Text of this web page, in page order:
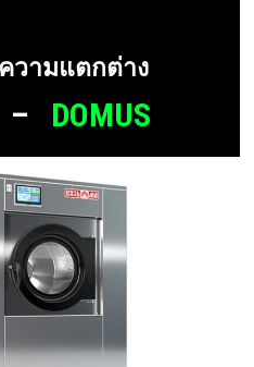
วามแตกต่าง
– DOMUS